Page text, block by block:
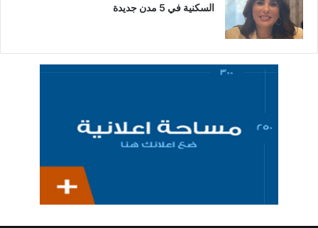
السكنية في 5 مدن جديدة